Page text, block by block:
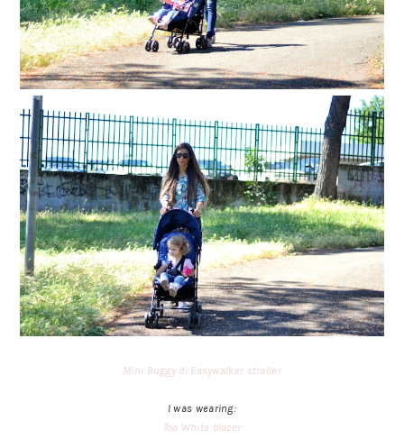
Mini Buggy di Easywalker stroller
I was wearing:
Too White blazer